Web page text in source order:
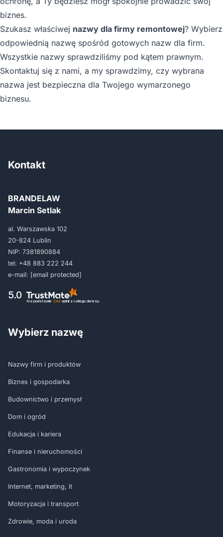
biznes.
Szukasz właściwej nazwy dla firmy remontowej? Wybierz
odpowiednią nazwę spośród gotowych nazw dla firm.
Wszystkie nazwy sprawdziliśmy pod kątem prawnym.
Skontaktuj się z nami, a my sprawdzimy, czy wybrana
nazwa jest bezpieczna dla Twojego wymarzonego
biznesu.
Kontakt
BRANDELAW
Marcin Setlak
al. Warszawska 102
20-824 Lublin
NIP: 7381890884
tel: +48 883 222 244
e-mail: [email protected]
5.0
Na podstawie 243 opinii z całego okresu
Wybierz nazwę
Nazwy firm i produktów
Biznes i gospodarka
Budownictwo i przemysł
Dom i ogród
Edukacja i kariera
Finanse i nieruchomości
Gastronomia i wypoczynek
Internet, marketing, it
Motoryzacja i transport
Zdrowie, moda i uroda